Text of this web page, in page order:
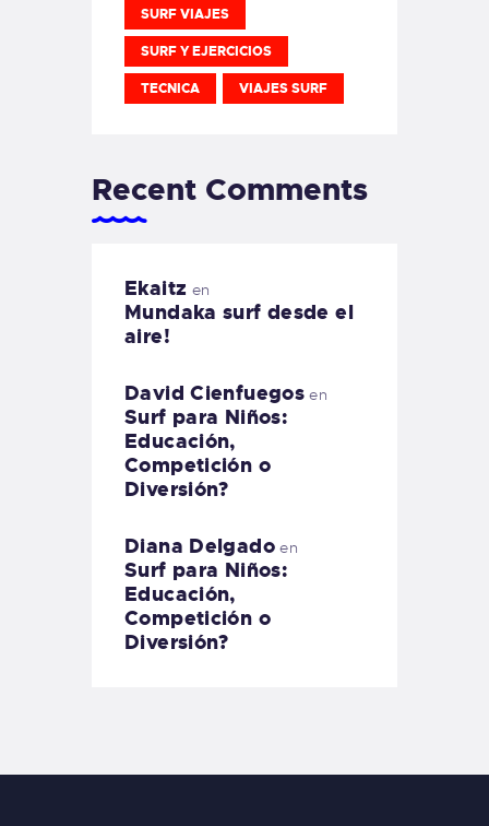
SURF VIAJES
SURF Y EJERCICIOS
TECNICA VIAJES SURF
Recent Comments
Ekaitz en
Mundaka surf desde el
aire!
David Cienfuegos en
Surf para Niños:
Educación,
Competición o
Diversión?
Diana Delgadoen
Surf para Niños:
Educación,
Competición o
Diversión?